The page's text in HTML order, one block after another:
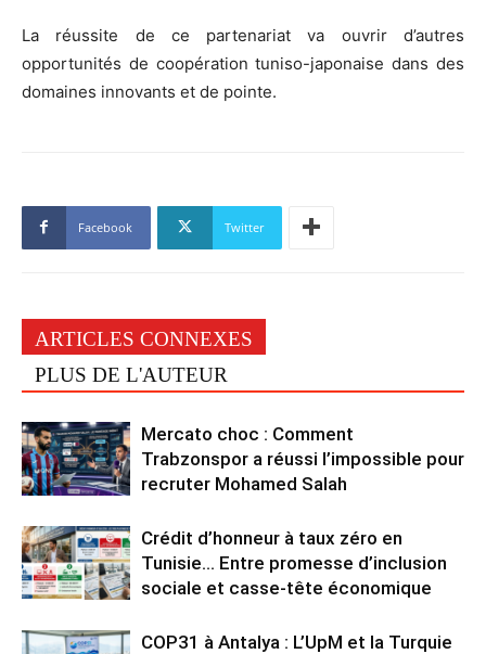
La réussite de ce partenariat va ouvrir d’autres
opportunités de coopération tuniso-japonaise dans des
domaines innovants et de pointe.
Facebook Twitter
ARTICLES CONNEXES
PLUS DE L'AUTEUR
Mercato choc : Comment
Trabzonspor a réussi l’impossible pour
recruter Mohamed Salah
Crédit d’honneur à taux zéro en
Tunisie… Entre promesse d’inclusion
sociale et casse-tête économique
COP31 à Antalya : L’UpM et la Turquie